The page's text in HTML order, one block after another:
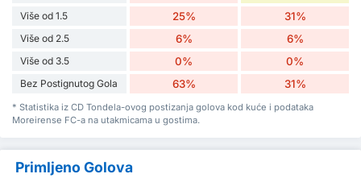
Više od 1.5 25% 31%
Više od 2.5 6% 6%
Više od 3.5 0% 0%
Bez Postignutog Gola 63% 31%
* Statistika iz CD Tondela-ovog postizanja golova kod kuće i podataka
Moreirense FC-a na utakmicama u gostima.
Primljeno Golova